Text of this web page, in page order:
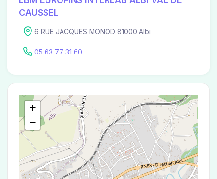
CAUSSEL
6 RUE JACQUES MONOD 81000 Albi
05 63 77 31 60
+
−